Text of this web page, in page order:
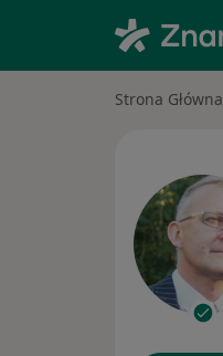
Strona Główna